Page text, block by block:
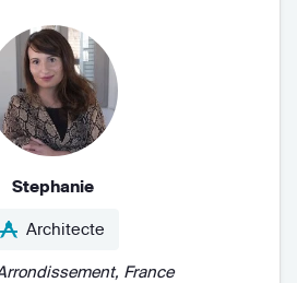
Stephanie
Architecte
France